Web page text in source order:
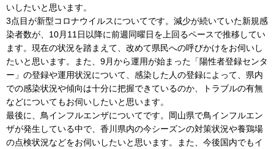
いしたいと思います。
3点目が新型コロナウイルスについてです。減少が続いていた新規感
染者数が、10月11日以降に前週同曜日を上回るペースで推移してい
ます。現在の状況を踏まえて、改めて県民への呼びかけをお伺いし
たいと思います。また、9月から運用が始まった「陽性者登録センタ
ー」の登録や運用状況について、感染した人の登録によって、県内
での感染状況や傾向は十分に把握できているのか、トラブルの有無
などについてもお伺いしたいと思います。
最後に、鳥インフルエンザについてです。岡山県で鳥インフルエン
ザが発生している中で、香川県内の今シーズンの対策状況や養鶏場
の点検状況などをお伺いしたいと思います。また、今後国内でもイ